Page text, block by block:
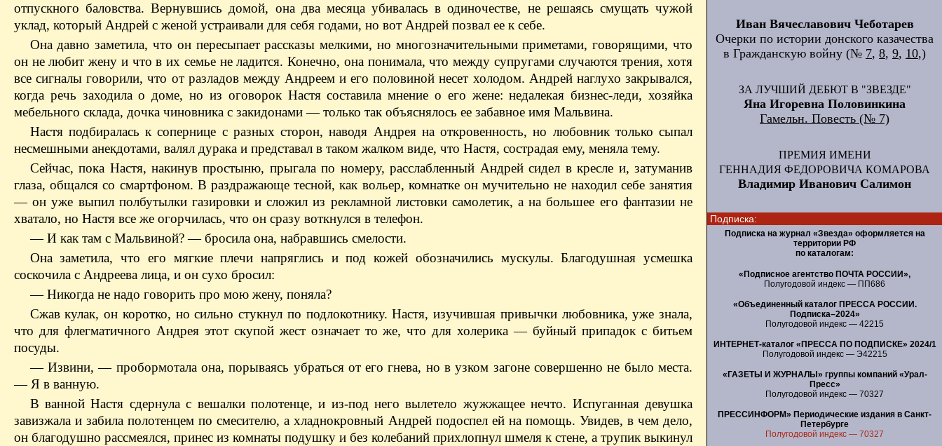
отпускного баловства. Вернувшись домой, она два месяца убивалась в одиночестве, не решаясь смущать чужой
уклад, который Андрей с женой устраивали для себя годами, но вот Андрей позвал ее к себе.
Она давно заметила, что он пересыпает рассказы мелкими, но многозначительными приметами, говорящими, что
он не любит жену и что в их семье не ладится. Конечно, она понимала, что между супругами случаются трения, хотя
все сигналы говорили, что от разладов между Андреем и его половиной несет холодом. Андрей наглухо закрывался,
когда речь заходила о доме, но из оговорок Настя составила мнение о его жене: недалекая бизнес-леди, хозяйка
мебельного склада, дочка чиновника с закидонами — только так объяснялось ее забавное имя Мальвина.
Настя подбиралась к сопернице с разных сторон, наводя Андрея на откровенность, но любовник только сыпал
несмешными анекдотами, валял дурака и представал в таком жалком виде, что Настя, сострадая ему, меняла тему.
Сейчас, пока Настя, накинув простыню, прыгала по номеру, расслабленный Андрей сидел в кресле и, затуманив
глаза, общался со смартфоном. В раздражающе тесной, как вольер, комнатке он мучительно не находил себе занятия
— он уже выпил полбутылки газировки и сложил из рекламной листовки самолетик, а на большее его фантазии не
хватало, но Настя все же огорчилась, что он сразу воткнулся в телефон.
— И как там с Мальвиной? — бросила она, набравшись смелости.
Она заметила, что его мягкие плечи напряглись и под кожей обозначились мускулы. Благодушная усмешка
соскочила с Андреева лица, и он сухо бросил:
— Никогда не надо говорить про мою жену, поняла?
Сжав кулак, он коротко, но сильно стукнул по подлокотнику. Настя, изучившая привычки любовника, уже знала,
что для флегматичного Андрея этот скупой жест означает то же, что для холерика — буйный припадок с битьем
посуды.
— Извини, — пробормотала она, порываясь убраться от его гнева, но в узком загоне совершенно не было места.
— Я в ванную.
В ванной Настя сдернула с вешалки полотенце, и из-под него вылетело жужжащее нечто. Испуганная девушка
завизжала и забила полотенцем по смесителю, а хладнокровный Андрей подоспел ей на помощь. Увидев, в чем дело,
он благодушно рассмеялся, принес из комнаты подушку и без колебаний прихлопнул шмеля к стене, а трупик выкинул
Иван Вячеславович Чеботарев
Очерки по истории донского казачества
в Гражданскую войну (№ 7, 8, 9, 10,)
ЗА ЛУЧШИЙ ДЕБЮТ В "ЗВЕЗДЕ"
Яна Игоревна Половинкина
Гамельн. Повесть (№ 7)
ПРЕМИЯ ИМЕНИ
ГЕННАДИЯ ФЕДОРОВИЧА КОМАРОВА
Владимир Иванович Салимон
Подписка:
Подписка на журнал «Звезда» оформляется на
территории РФ
по каталогам:
«Подписное агентство ПОЧТА РОССИИ»,
Полугодовой индекс — ПП686
«Объединенный каталог ПРЕССА РОССИИ.
Подписка–2024»
Полугодовой индекс — 42215
ИНТЕРНЕТ-каталог «ПРЕССА ПО ПОДПИСКЕ» 2024/1
Полугодовой индекс — Э42215
«ГАЗЕТЫ И ЖУРНАЛЫ» группы компаний «Урал-
Пресс»
Полугодовой индекс — 70327
ПРЕССИНФОРМ» Периодические издания в Санкт-
Петербурге
Полугодовой индекс — 70327